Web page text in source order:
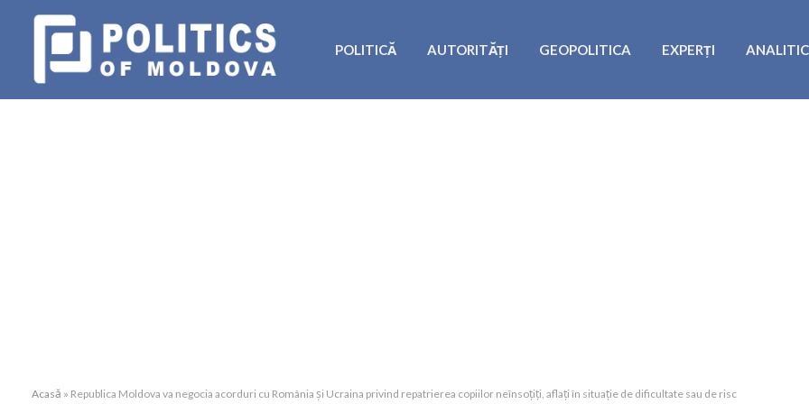
POLITICĂ AUTORITĂȚI GEOPOLITICA EXPERȚI
Acasă » Republica Moldova va negocia acorduri cu România și Ucraina privind repatrierea copiilor neînsoțiți, aflați în situație de dificultate sau de risc